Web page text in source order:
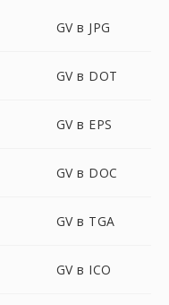
GV в JPG
GV в DOT
GV в EPS
GV в DOC
GV в TGA
GV в ICO